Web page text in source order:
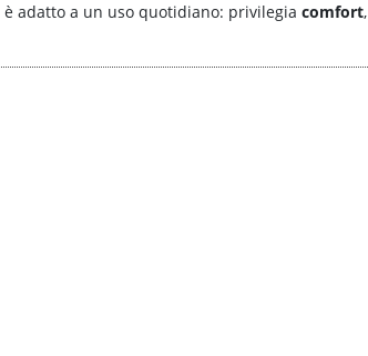
è adatto a un uso quotidiano: privilegia comfort,